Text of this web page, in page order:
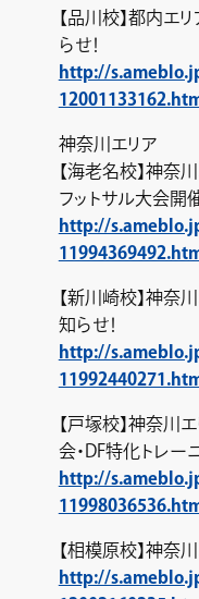
【品川校】都内エ
らせ！
http://
神奈川エリア
【海老名校】神奈
フットサル大会開
http://
【新川崎校】神奈
知らせ！
http://
【戸塚校】神奈川
会・DF特化トレー
http://
【相模原校】神奈
http://